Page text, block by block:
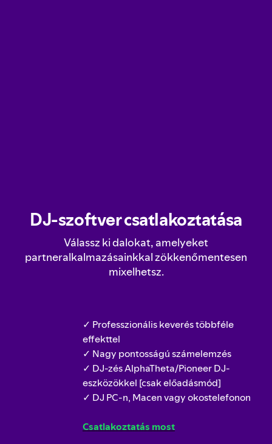
DJ-szoftver csatlakoztatása
Válassz ki dalokat, amelyeket
partneralkalmazásainkkal zökkenőmentesen
mixelhetsz.
✓ Professzionális keverés többféle
effekttel
✓ Nagy pontosságú számelemzés
✓ DJ-zés AlphaTheta/Pioneer DJ-
eszközökkel [csak előadásmód]
✓ DJ PC-n, Macen vagy okostelefonon
Csatlakoztatás most